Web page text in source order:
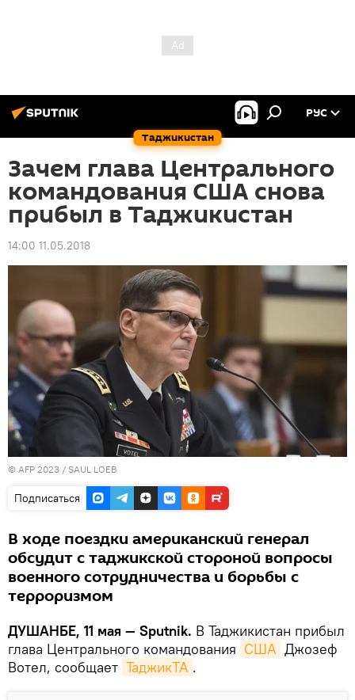
Таджикистан
РУС
Зачем глава Центрального
командования США снова
прибыл в Таджикистан
14:00 11.05.2018
© AFP 2023 / SAUL LOEB
Подписаться
В ходе поездки американский генерал
обсудит с таджикской стороной вопросы
военного сотрудничества и борьбы с
терроризмом
ДУШАНБЕ, 11 мая — Sputnik. В Таджикистан прибыл
глава Центрального командования США Джозеф
Вотел, сообщает ТаджикТА .